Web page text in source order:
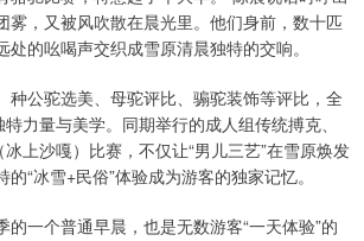
雾，又被风吹散在晨光里。他们身前，数十匹
的吆喝声交织成雪原清晨独特的交响。
种公驼选美、母驼评比、骟驼装饰等评比，全
力量与美学。同期举行的成人组传统搏克、
冰上沙嘎）比赛，不仅让“男儿三艺”在雪原焕发
“冰雪+民俗”体验成为游客的独家记忆。
的一个普通早晨，也是无数游客“一天体验”的